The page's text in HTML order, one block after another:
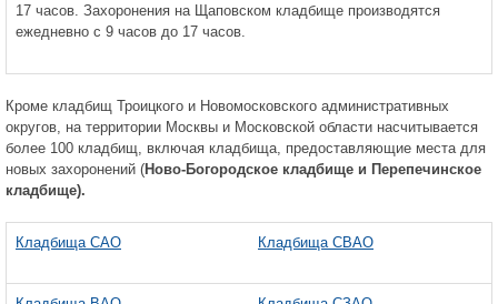
17 часов. Захоронения на Щаповском кладбище производятся
ежедневно с 9 часов до 17 часов.
Кроме кладбищ Троицкого и Новомосковского административных
округов, на территории Москвы и Московской области насчитывается
более 100 кладбищ, включая кладбища, предоставляющие места для
новых захоронений (Ново-Богородское кладбище и Перепечинское
кладбище).
Кладбища САО Кладбища СВАО